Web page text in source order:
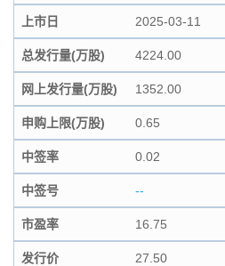
上市日 2025-03-11
总发行量(万股) 4224.00
网上发行量(万股) 1352.00
申购上限(万股) 0.65
中签率 0.02
中签号 --
市盈率 16.75
发行价 27.50